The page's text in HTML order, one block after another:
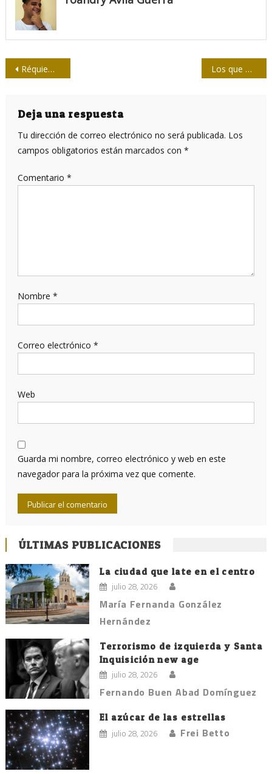
Navegación
entradas
Réquiem por Julian Assange Los que mandan sobre el hombre más poderoso del mundo
Deja una respuesta
Tu dirección de correo electrónico no será publicada. Los
campos obligatorios están marcados con *
Comentario *
Nombre *
Correo electrónico *
Web
Guarda mi nombre, correo electrónico y web en este
navegador para la próxima vez que comente.
ÚLTIMAS PUBLICACIONES
La ciudad que late en el centro
julio 28, 2026
María Fernanda González
Hernández
Terrorismo de izquierda y Santa
Inquisición new age
julio 28, 2026
Fernando Buen Abad Domínguez
El azúcar de las estrellas
julio 28, 2026 Frei Betto